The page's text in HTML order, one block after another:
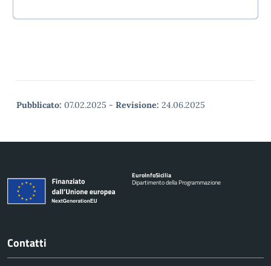
Pubblicato: 07.02.2025 - Revisione: 24.06.2025
EuroInfoSicilia
Dipartimento della Programmazione
Contatti